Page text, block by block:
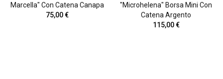
Marcella" Con Catena Canapa
75,00 €
"Microhelena" Borsa Mini Con
Catena Argento
115,00 €